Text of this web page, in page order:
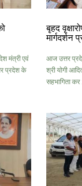
मंत्री एवं
प्रदेश के
बृहद
मार्गदर्शन
आज उत्तर
श्री योगी
सहभागिता